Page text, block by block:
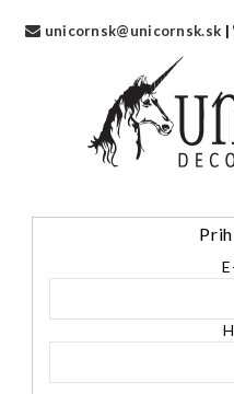
unicornsk@unicornsk.sk |